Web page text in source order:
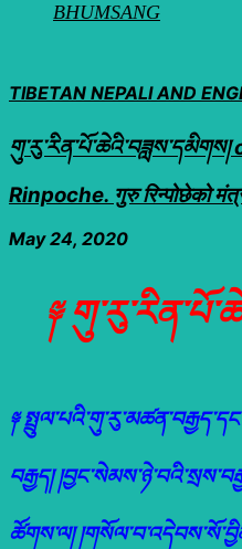
BHUMSANG
TIBETAN NEPALI AND
Rinpoche. गुरु रिन्पोछेको
May 24, 2020
༈
༈
བརྒྱད།
ཚོགས་ལ།